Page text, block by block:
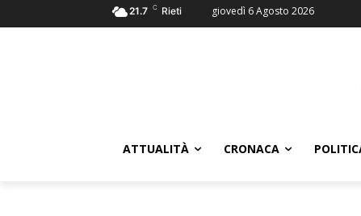
21.7 C Rieti giovedì 6 Agosto 2026
ATTUALITÀ CRONACA